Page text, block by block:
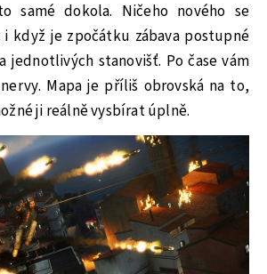
samé dokola. Ničeho nového se
když je zpočátku zábava postupné
jednotlivých stanovišť. Po čase vám
Mapa je příliš obrovská na to,
ji reálně vysbírat úplně.